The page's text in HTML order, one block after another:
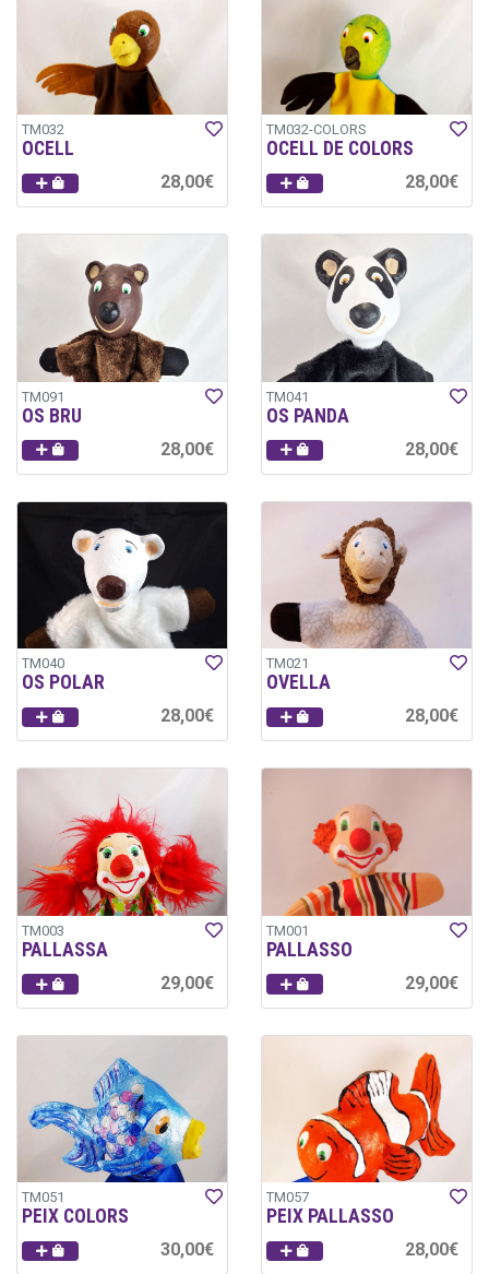
TM032
OCELL
28,00€
TM032-COLORS
OCELL DE COLORS
28,00€
TM091
OS BRU
28,00€
TM041
OS PANDA
28,00€
TM040
OS POLAR
28,00€
TM021
OVELLA
28,00€
TM003
PALLASSA
29,00€
TM001
PALLASSO
29,00€
TM051
PEIX COLORS
30,00€
TM057
PEIX PALLASSO
28,00€